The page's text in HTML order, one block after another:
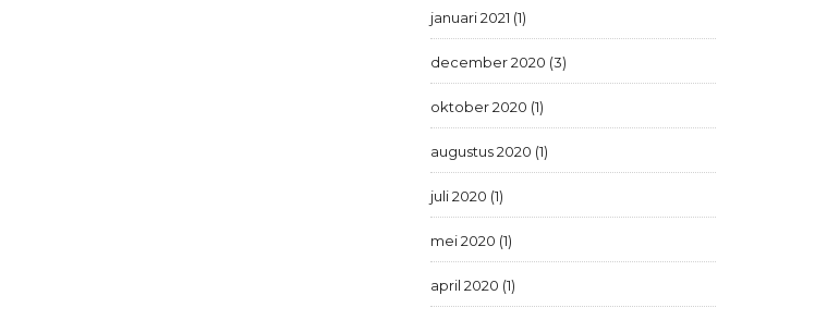
januari 2021 (1)
december 2020 (3)
oktober 2020 (1)
augustus 2020 (1)
juli 2020 (1)
mei 2020 (1)
april 2020 (1)